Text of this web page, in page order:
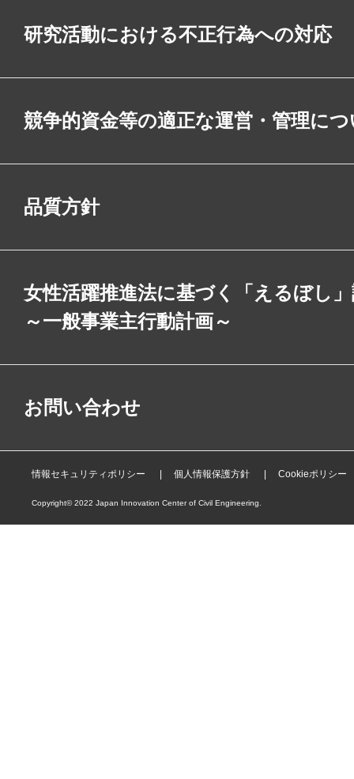
研究活動における不正行為への対応
競争的資金等の適正な運営・管理に
品質方針
女性活躍推進法に基づく「えるぼし
～一般事業主行動計画～
お問い合わせ
情報セキュリティポリシー 個人情報保護方針 Cookieポリシー
Copyright© 2022 Japan Innovation Center of Civil Engineering.